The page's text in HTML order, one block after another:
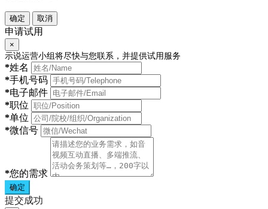
确定 取消
申请试用
×
示说运营小组将尽快与您联系，并提供试用服务
*姓名
*手机号码
*电子邮件
*职位
*单位
*微信号
*您的需求
确定
提交成功